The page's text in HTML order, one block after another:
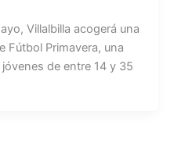
Villalbilla acogerá una
Fútbol Primavera, una
de entre 14 y 35